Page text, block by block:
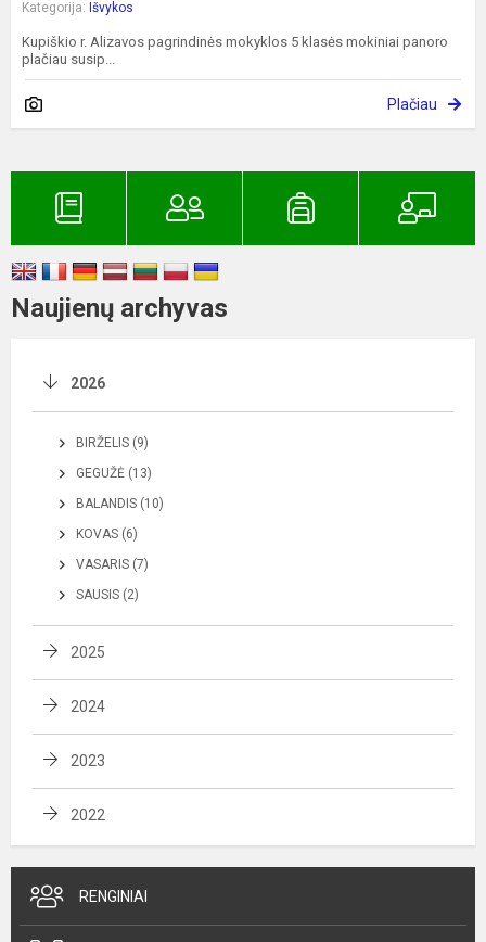
Kategorija: Išvykos
Kupiškio r. Alizavos pagrindinės mokyklos 5 klasės mokiniai panoro
plačiau susip...
Plačiau
Naujienų archyvas
2026
BIRŽELIS (9)
GEGUŽĖ (13)
BALANDIS (10)
KOVAS (6)
VASARIS (7)
SAUSIS (2)
2025
2024
2023
2022
RENGINIAI